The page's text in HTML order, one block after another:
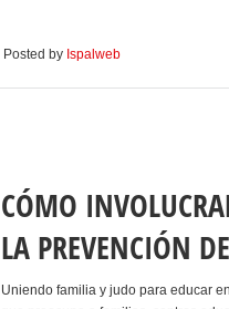
Posted by Ispalweb
CÓMO
LA PREVENCIÓN
Uniendo familia y judo para educar